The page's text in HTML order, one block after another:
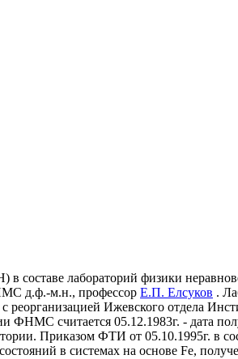
лабораторий физики
д.ф.-м.н., профессор Е.П. Елсуков .
с реорганизацией Ижевского отдела
считается 05.12.1983г. - дата
Приказом ФТИ от 05.10.1995г. в
в системах на основе Fe,